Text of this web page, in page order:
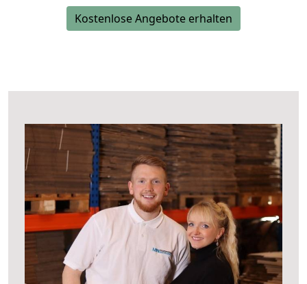
Kostenlose Angebote erhalten